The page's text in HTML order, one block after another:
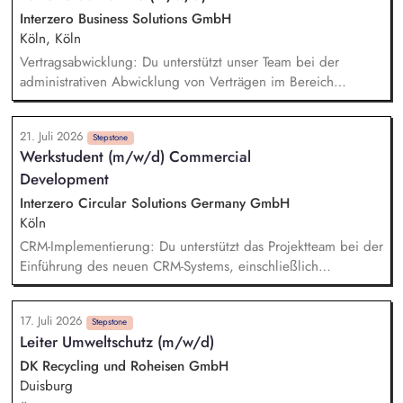
Angebotserstellung ein. Außerdem verantwortest du das
Schnittstellenmanagement, d.h. du unterstützt fachlich den
Vertrieb und sorgst für die Aufbereitung der erforderlichen
Antragsunterlagen des Betriebs.
Interzero Business Solutions GmbH
Köln, Köln
Vertragsabwicklung: Du unterstützt unser Team bei der
administrativen Abwicklung von Verträgen im Bereich
Batterierücknahme. Auftragsbewertung: Du prüfst eingehende
Kundenanfragen, bewertest diese nach definierten Vorgaben
und bereitest sie für die weitere Bearbeitung vor.
Auftragseingabe: Du erfasst und pflegst Aufträge sorgfältig in
unseren Systemen und stellst eine hohe Datenqualität sicher.
Kundenservice: Du unterstützt bei der schriftlichen und
telefonischen Kommunikation mit Kunden sowie internen und
externen Ansprechpartnern.
21. Juli 2026 Stepstone
Werkstudent (m/w/d) Commercial
Development
Interzero Circular Solutions Germany GmbH
Köln
CRM-Implementierung: Du unterstützt das Projektteam bei der
Einführung des neuen CRM-Systems, einschließlich
Datenpflege, Testing und Begleitung des Rollouts.
Tagesgeschäft Commercial Development: Du übernimmst
operative Aufgaben im Tagesgeschäft, etwa die Pflege von
Dashboards, die Betreuung des Reklamationstools sowie die
Vorbereitung von Unterlagen für Board-Meetings.
Kommunikation & Vertriebsunterstützung: Du unterstützt die
17. Juli 2026 Stepstone
Leiter Umweltschutz (m/w/d)
DK Recycling und Roheisen GmbH
Duisburg